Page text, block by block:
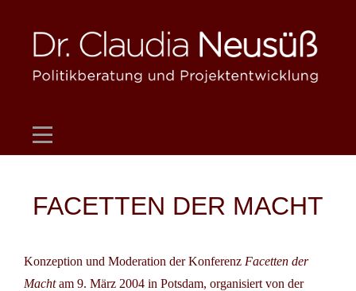
content
FACETTEN DER MACHT
Konzeption und Moderation der Konferenz Facetten der
Machtam 9. März 2004 in Potsdam, organisiert von der
Beitragsnavigation